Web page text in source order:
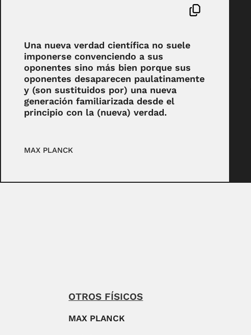
Una nueva verdad científica no suele
imponerse convenciendo a sus
oponentes sino más bien porque sus
oponentes desaparecen paulatinamente
y (son sustituidos por) una nueva
generación familiarizada desde el
principio con la (nueva) verdad.
MAX PLANCK
OTROS FÍSICOS
MAX PLANCK